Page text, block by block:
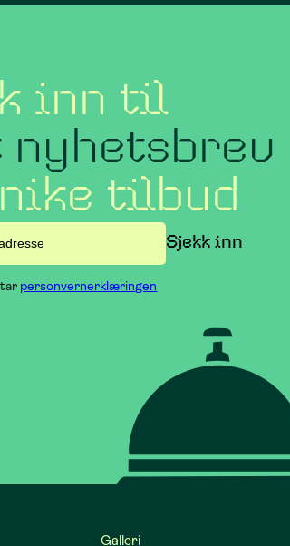
inn til
nyhetsbrev
tilbud
personvernerklæringen
Galleri